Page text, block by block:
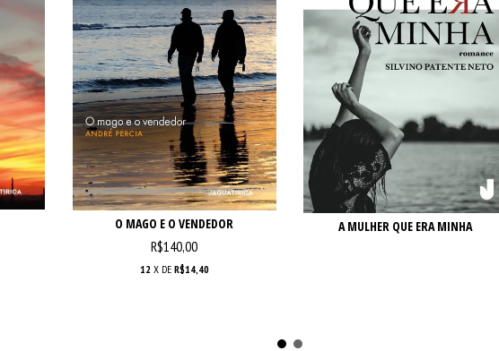
O MAGO E O VENDEDOR
R$140,00
12 X DE R$14,40
A MULHER QUE ERA MINHA